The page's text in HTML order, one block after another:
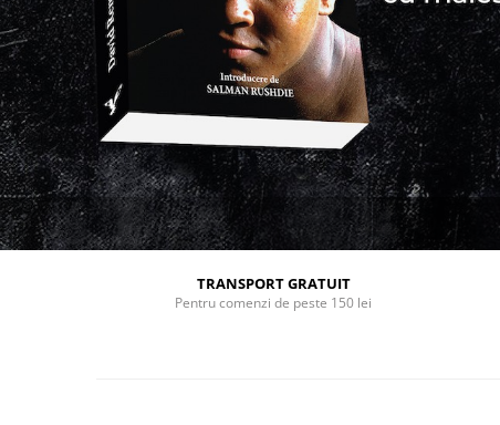
TRANSPORT GRATUIT
Pentru comenzi de peste 150 lei